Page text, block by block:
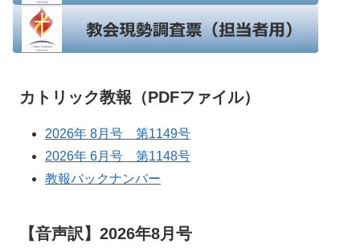
カトリック教報（PDFファイル）
2026年 8月号 第1149号
2026年 6月号 第1148号
教報バックナンバー
【音声訳】2026年8月号